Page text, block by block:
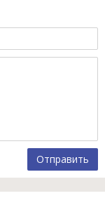
Отправить